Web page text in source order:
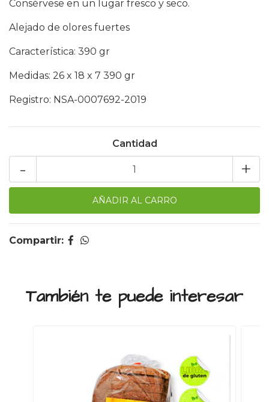
Consérvese en un lugar fresco y seco.
Alejado de olores fuertes
Característica: 390 gr
Medidas: 26 x 18 x 7 390 gr
Registro: NSA-0007692-2019
Cantidad
+
-
Compartir:
También te puede interesar